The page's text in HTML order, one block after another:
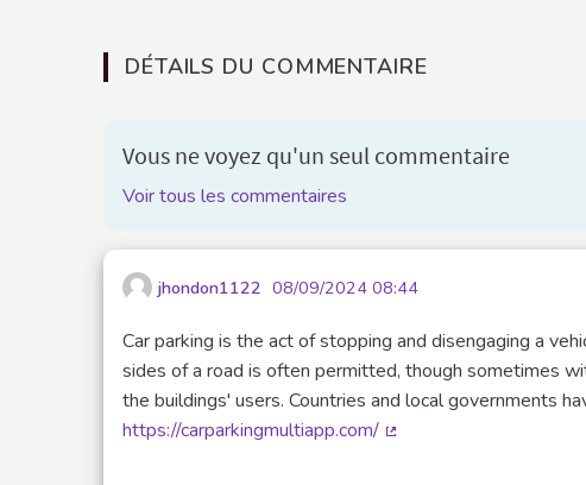
DÉTAILS DU COMMENTAIRE
Vous ne voyez qu'un seul commentaire
Voir tous les commentaires
jhondon1122 08/09/2024 08:44
Car parking is the act of stopping and disengaging a
sides of a road is often permitted, though sometimes
the buildings' users. Countries and local governments
https://carparkingmultiapp.com/